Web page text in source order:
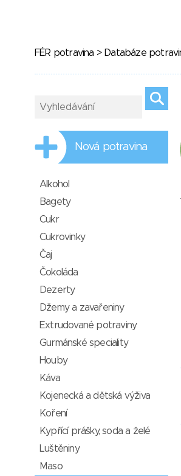
FÉR potravina > Databáze
Nová potravina
Alkohol
Bagety
Cukr
Cukrovinky
Čaj
Čokoláda
Dezerty
Džemy a zavařeniny
Extrudované potraviny
Gurmánské speciality
Houby
Káva
Kojenecká a dětská výživa
Koření
Kypřící prášky, soda a želé
Luštěniny
Maso